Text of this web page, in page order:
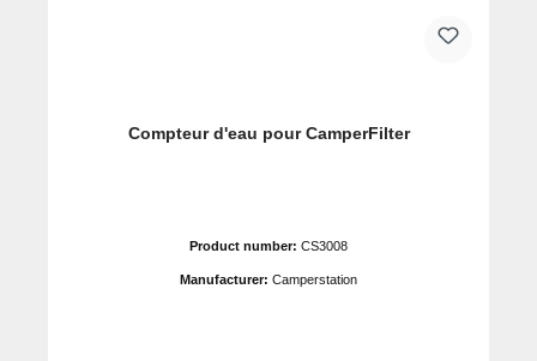
Compteur d'eau pour CamperFilter
Product number: CS3008
Manufacturer: Camperstation